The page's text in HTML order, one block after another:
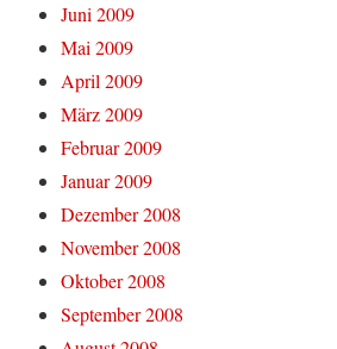
Juni 2009
Mai 2009
April 2009
März 2009
Februar 2009
Januar 2009
Dezember 2008
November 2008
Oktober 2008
September 2008